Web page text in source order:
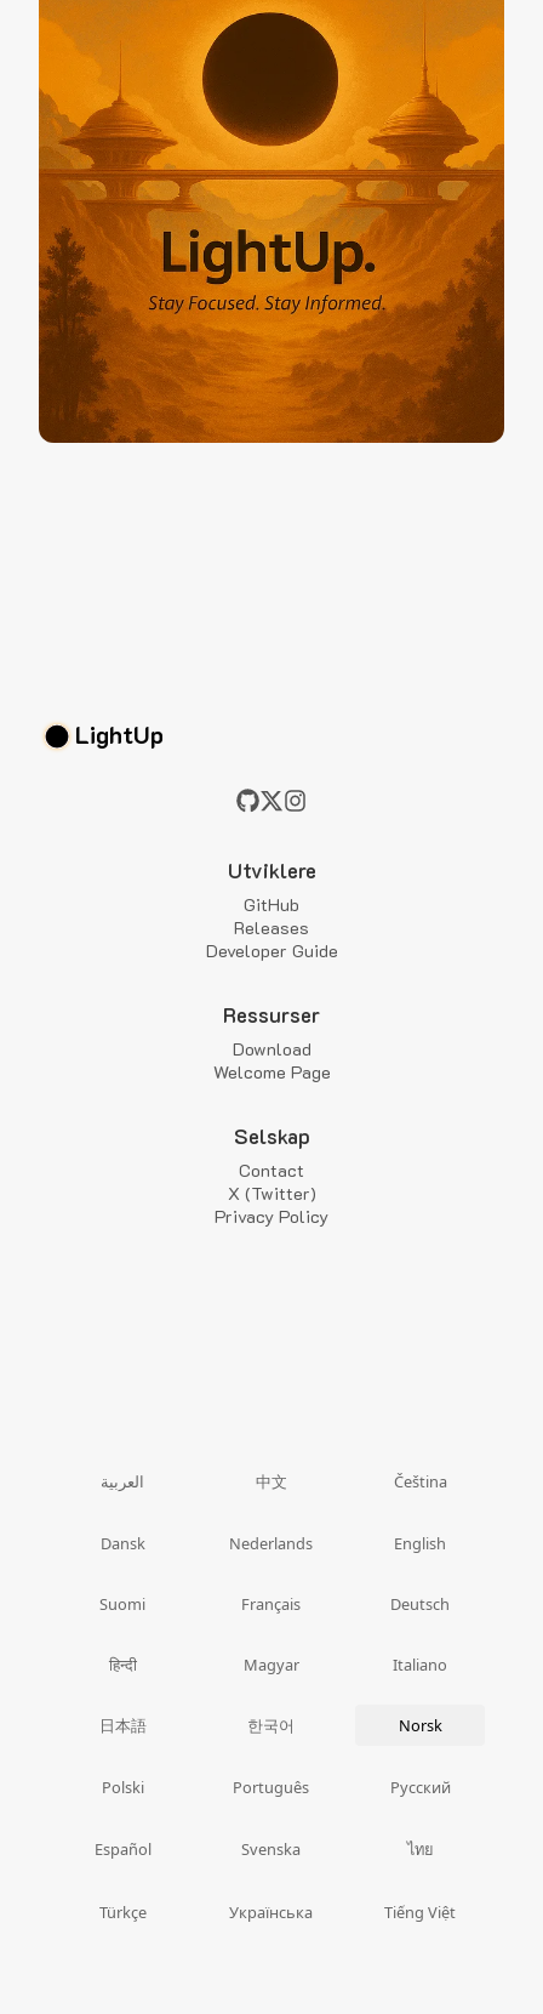
LightUp
Utviklere
GitHub
Releases
Developer Guide
Ressurser
Download
Welcome Page
Selskap
Contact
X (Twitter)
Privacy Policy
العربية 中文 Čeština
Dansk Nederlands English
Suomi Français Deutsch
हिन्दी Magyar Italiano
日本語 한국어 Norsk
Polski Português Русский
Español Svenska ไทย
Türkçe Українська Tiếng Việt